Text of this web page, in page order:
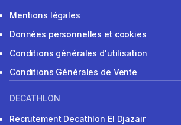
Mentions légales
Données personnelles et cookies
Conditions générales d'utilisation
Conditions Générales de Vente
DECATHLON
Recrutement Decathlon El Djazair